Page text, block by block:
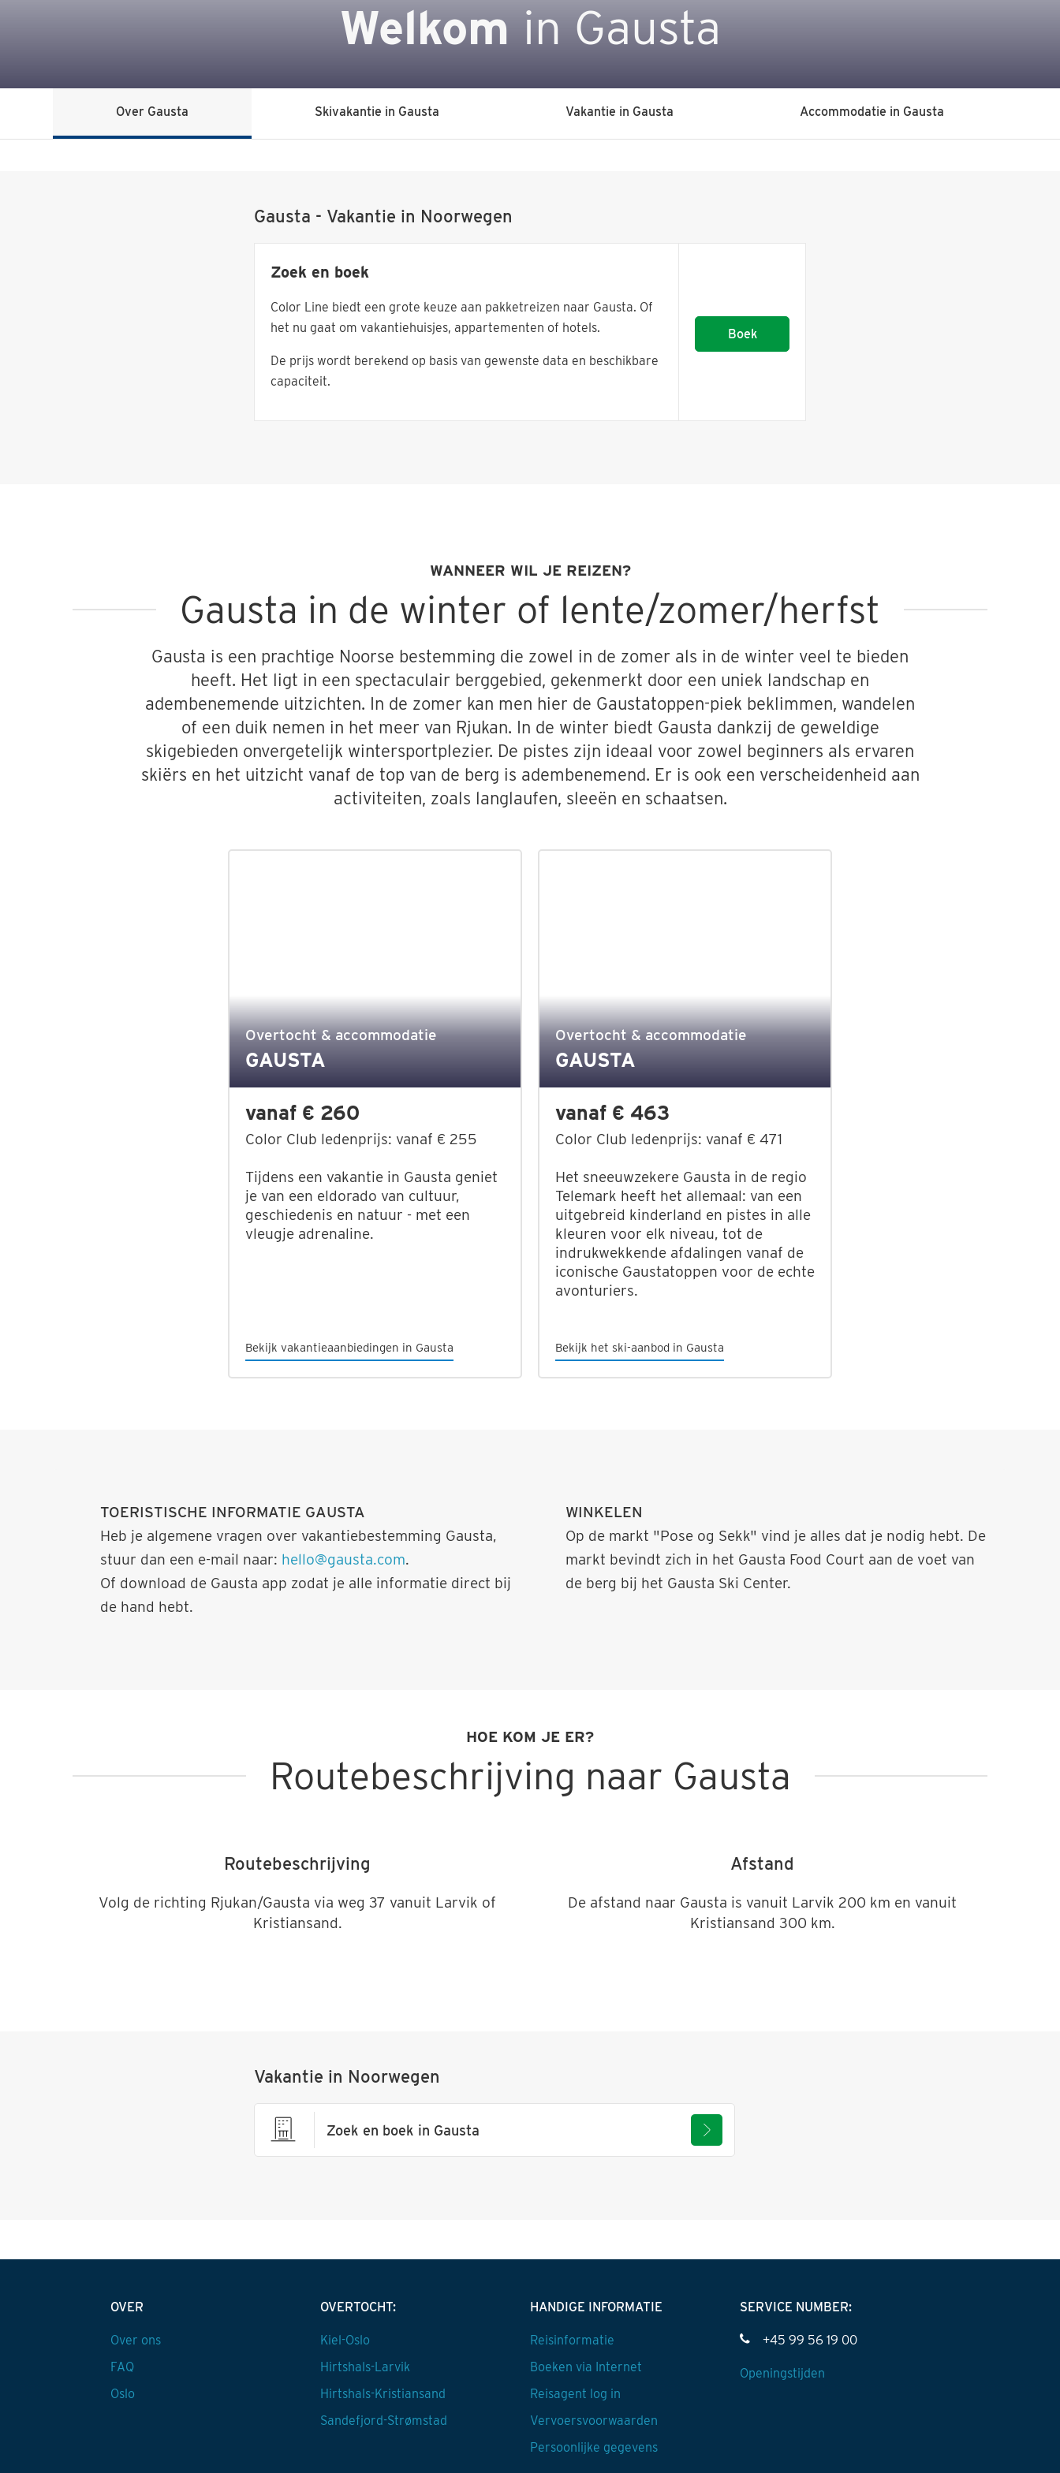
Welkomin Gausta
Over Gausta Skivakantie in Gausta Vakantie in Gausta Accommodatie in Gausta
Gausta - Vakantie in Noorwegen
Zoek en boek
Color Line biedt een grote keuze aan pakketreizen naar Gausta. Of
het nu gaat om vakantiehuisjes, appartementen of hotels.
De prijs wordt berekend op basis van gewenste data en beschikbare
capaciteit.
Boek
WANNEER WIL JE REIZEN?
Gausta in de winter of lente/zomer/herfst
Gausta is een prachtige Noorse bestemming die zowel in de zomer als in de winter veel te bieden
heeft. Het ligt in een spectaculair berggebied, gekenmerkt door een uniek landschap en
adembenemende uitzichten. In de zomer kan men hier de Gaustatoppen-piek beklimmen, wandelen
of een duik nemen in het meer van Rjukan. In de winter biedt Gausta dankzij de geweldige
skigebieden onvergetelijk wintersportplezier. De pistes zijn ideaal voor zowel beginners als ervaren
skiërs en het uitzicht vanaf de top van de berg is adembenemend. Er is ook een verscheidenheid aan
activiteiten, zoals langlaufen, sleeën en schaatsen.
Overtocht & accommodatie
GAUSTA
vanaf € 260
Color Club ledenprijs: vanaf € 255
Tijdens een vakantie in Gausta geniet
je van een eldorado van cultuur,
geschiedenis en natuur - met een
vleugje adrenaline.
Bekijk vakantieaanbiedingen in Gausta
Overtocht & accommodatie
GAUSTA
vanaf € 463
Color Club ledenprijs: vanaf € 471
Het sneeuwzekere Gausta in de regio
Telemark heeft het allemaal: van een
uitgebreid kinderland en pistes in alle
kleuren voor elk niveau, tot de
indrukwekkende afdalingen vanaf de
iconische Gaustatoppen voor de echte
avonturiers.
Bekijk het ski-aanbod in Gausta
TOERISTISCHE INFORMATIE GAUSTA
Heb je algemene vragen over vakantiebestemming Gausta,
stuur dan een e-mail naar: hello@gausta.com.
Of download de Gausta app zodat je alle informatie direct bij
de hand hebt.
WINKELEN
Op de markt "Pose og Sekk" vind je alles dat je nodig hebt. De
markt bevindt zich in het Gausta Food Court aan de voet van
de berg bij het Gausta Ski Center.
HOE KOM JE ER?
Routebeschrijving naar Gausta
Routebeschrijving
Volg de richting Rjukan/Gausta via weg 37 vanuit Larvik of
Kristiansand.
Afstand
De afstand naar Gausta is vanuit Larvik 200 km en vanuit
Kristiansand 300 km.
Vakantie in Noorwegen
Zoek en boek in Gausta
OVER
Over ons
FAQ
Oslo
OVERTOCHT:
Kiel-Oslo
Hirtshals-Larvik
Hirtshals-Kristiansand
Sandefjord-Strømstad
HANDIGE INFORMATIE
Reisinformatie
Boeken via Internet
Reisagent log in
Vervoersvoorwaarden
Persoonlijke gegevens
SERVICE NUMBER:
+45 99 56 19 00
Openingstijden